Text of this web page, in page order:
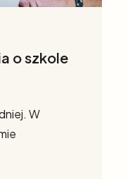
o szkole
W